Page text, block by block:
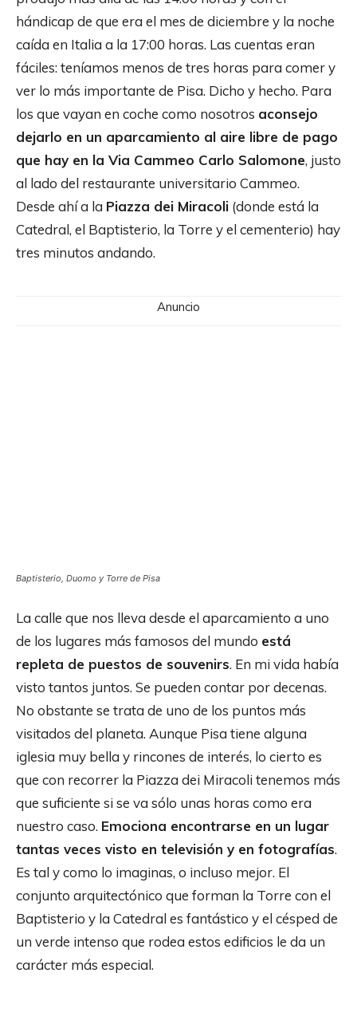
hándicap de que era el mes de diciembre y la noche
caída en Italia a la 17:00 horas. Las cuentas eran
fáciles: teníamos menos de tres horas para comer y
ver lo más importante de Pisa. Dicho y hecho. Para
los que vayan en coche como nosotros aconsejo
dejarlo en un aparcamiento al aire libre de pago
que hay en la Via Cammeo Carlo Salomone, justo
al lado del restaurante universitario Cammeo.
Desde ahí a la Piazza dei Miracoli (donde está la
Catedral, el Baptisterio, la Torre y el cementerio) hay
tres minutos andando.
Anuncio
Baptisterio, Duomo y Torre de Pisa
La calle que nos lleva desde el aparcamiento a uno
de los lugares más famosos del mundo está
repleta de puestos de souvenirs. En mi vida había
visto tantos juntos. Se pueden contar por decenas.
No obstante se trata de uno de los puntos más
visitados del planeta. Aunque Pisa tiene alguna
iglesia muy bella y rincones de interés, lo cierto es
que con recorrer la Piazza dei Miracoli tenemos más
que suficiente si se va sólo unas horas como era
nuestro caso. Emociona encontrarse en un lugar
tantas veces visto en televisión y en fotografías.
Es tal y como lo imaginas, o incluso mejor. El
conjunto arquitectónico que forman la Torre con el
Baptisterio y la Catedral es fantástico y el césped de
un verde intenso que rodea estos edificios le da un
carácter más especial.